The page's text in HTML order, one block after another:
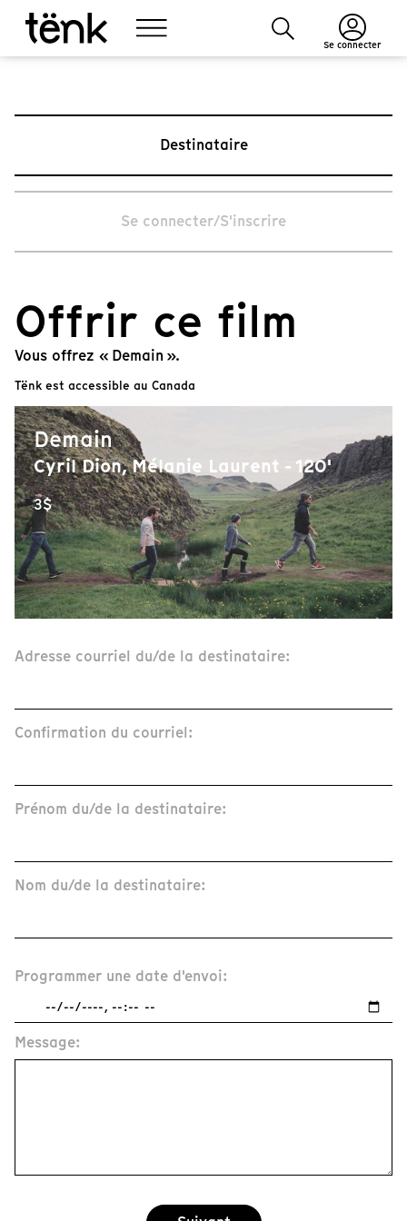
Se connecter
Destinataire
Se connecter/S'inscrire
Offrir ce film
Vous offrez « Demain ».
Tënk est accessible au Canada
Demain
Cyril Dion, Mélanie Laurent - 120'
3$
Adresse courriel du/de la destinataire:
Confirmation du courriel:
Prénom du/de la destinataire:
Nom du/de la destinataire:
Programmer une date d'envoi:
Message: